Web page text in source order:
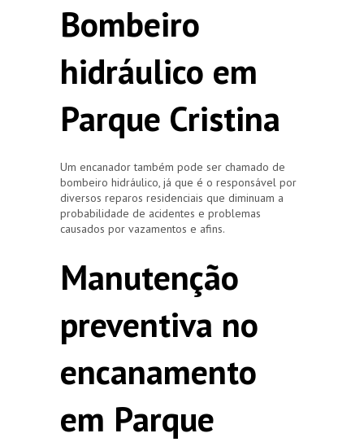
Bombeiro
hidráulico em
Parque Cristina
Um encanador também pode ser chamado de
bombeiro hidráulico, já que é o responsável por
diversos reparos residenciais que diminuam a
probabilidade de acidentes e problemas
causados por vazamentos e afins.
Manutenção
preventiva no
encanamento
em Parque